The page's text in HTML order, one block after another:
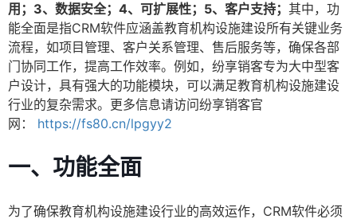
用；3、数据安全；4、可扩展性；5、客户支持； 其中，功
能全面是指CRM软件应涵盖教育机构设施建设所有关键业务
流程，如项目管理、客户关系管理、售后服务等，确保各部
门协同工作，提高工作效率。例如，纷享销客专为大中型客
户设计，具有强大的功能模块，可以满足教育机构设施建设
行业的复杂需求。更多信息请访问纷享销客官
网：
https://fs80.cn/lpgyy2
一、功能全面
为了确保教育机构设施建设行业的高效运作，CRM软件必须